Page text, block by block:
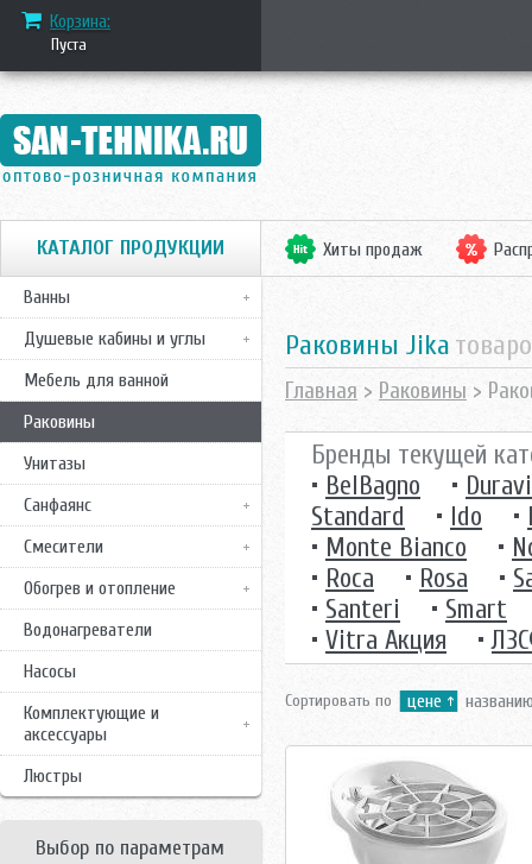
Корзина:
Пуста
КАТАЛОГ ПРОДУКЦИИ
Ванны
Душевые кабины и углы
Мебель для ванной
Раковины
Унитазы
Санфаянс
Смесители
Обогрев и отопление
Водонагреватели
Насосы
Комплектующие и
аксессуары
Люстры
Выбор по параметрам
Хиты продаж
Раковины Jika
Главная > Раковины >
Бренды текущей
• BelBagno •
Standard
• Ido •
• Monte Bianco •
• Roca • Rosa •
• Santeri • Smart
• Vitra Акция •
Сортировать по цене